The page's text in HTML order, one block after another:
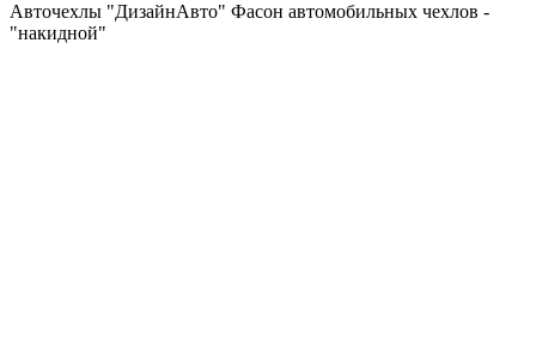
Авточехлы "ДизайнАвто" Фасон автомобильных чехлов -
"накидной"